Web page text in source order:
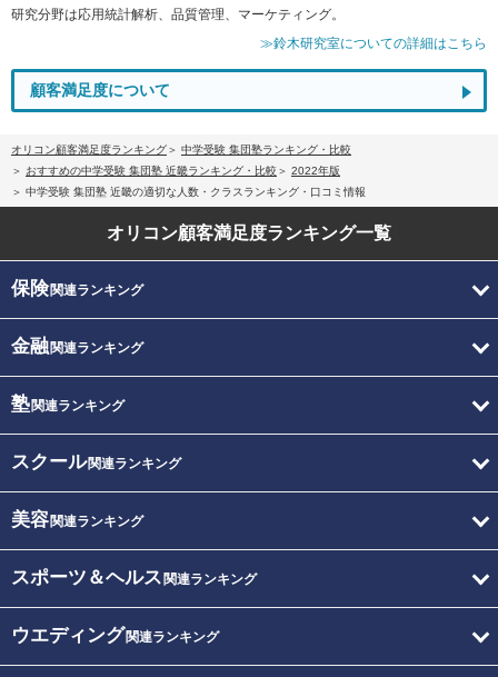
研究分野は応用統計解析、品質管理、マーケティング。
≫鈴木研究室についての詳細はこちら
顧客満足度について
オリコン顧客満足度ランキング
中学受験 集団塾ランキング・比較
おすすめの中学受験 集団塾 近畿ランキング・比較
2022年版
中学受験 集団塾 近畿の適切な人数・クラスランキング・口コミ情報
オリコン顧客満足度ランキング一覧
保険関連ランキング
金融関連ランキング
塾関連ランキング
スクール関連ランキング
美容関連ランキング
スポーツ＆ヘルス 関連ランキング
ウエディング関連ランキング